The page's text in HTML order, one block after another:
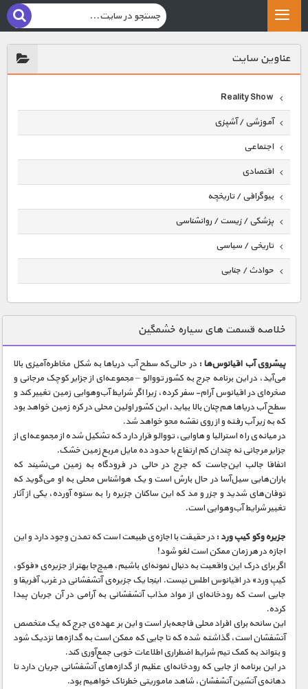
عناوين سايت
Reality Show
آموزشی / آشپزی
اجتماعی
اقتصادی
بیوگرافی / تاریخچه
پزشکی / زیست / روانشناسی
تاریخی / سیاسی
حوادث / جنایی
دنیای خوراکی ها
زمین شناسی / محیط زیست
سازه/ معماری/ مهندسی
سرگرمی
شناخت کودکان
طبیعت
علم و فناوری
فرهنگ / هنر
کیهان / نجوم
گردشگری
ماورایی
مسابقات / ورزشی
مستند های اختصاصی
خلاصه قسمت های سیاره خشمگین
پیشروی آب اقیانوس‌ها :در حالی‌که سطح آب دریاها به شکل مخاطره‌آمیزی بالا
می‌آید، در این برنامه جرج به کشور تووالو – مجموعه‌ای از جزایر کوچک مرجانی و
صخره‌ای در اقیانوس آرام- سفر کرده، زیرا اگر شرایط آب‌و‌هوایی زمین تغییر کند و
سطح آب دریاها هم‌چنان بالا بیاید، این کشور اولین محلی در کره زمین خواهد بود
که به زیر آب رفته و از روی نقشه محو خواهد شد.
در میانه‌ی راه استرالیا و هاوایی، تووالو قرار دارد که تشکیل شده از مجموعه‌ای از
جزایر مرجانی نه چندان کم ارتفاع با حدود ده مایل مربع زمین خشک.
اتفاقا جالب این‌جاست که جرج در حالی در فرودگاه به زمین می‌نشیند که
باران‌هایی سیل‌آسا در حال بارش است و یک هواشناس محلی به او می‌گوید که
توفان‌های شدید و جزر و مد که این ساکنان جزیره را به ستوه آورده، یکی از آثار
تغییر شرایط آب‌و‌هوایی است.
جزیره‌ وکو کیپ ورد :در حقیقت با اجازه‌ی طبیعت است که تمدن وجود دارد و این
اجازه در هر زمان ممکن است لغو شود!
اگر برای درک این واقعیت به دنبال نمونه‌ای باشیم، هیچ‌جا بهتر از جزیره‌ی «فوکو،
کیپ ورد» در اقیانوس اطلس نیست. اینجا یک جزیره‌ی آتشفشانی در غرب آفریقا و
جایی است که رودخانه‌ای از مواد مذاب آتشفشانی به آرامی در آن جریان پیدا
کرده.
این سانحه برای افراد محلی فاجعه‌بار است و این بر عهده‌ی جرج که یک متخصص
آتشفشان است، گذاشته شده که تا جایی که ممکن است به گدازه‌ها نزدیک شود
و بتواند به کمک تیم شرایط اضطراری اطلاعات خوبی جمع‌آوری کند.
در این برنامه از جایی که رودخانه‌ای عظیم از گدازه‌های آتشفشانی جریان دارد تا
دهانه‌ی آتشین آتشفشان، شاهد ماموریتی خطرناک خواهیم بود.